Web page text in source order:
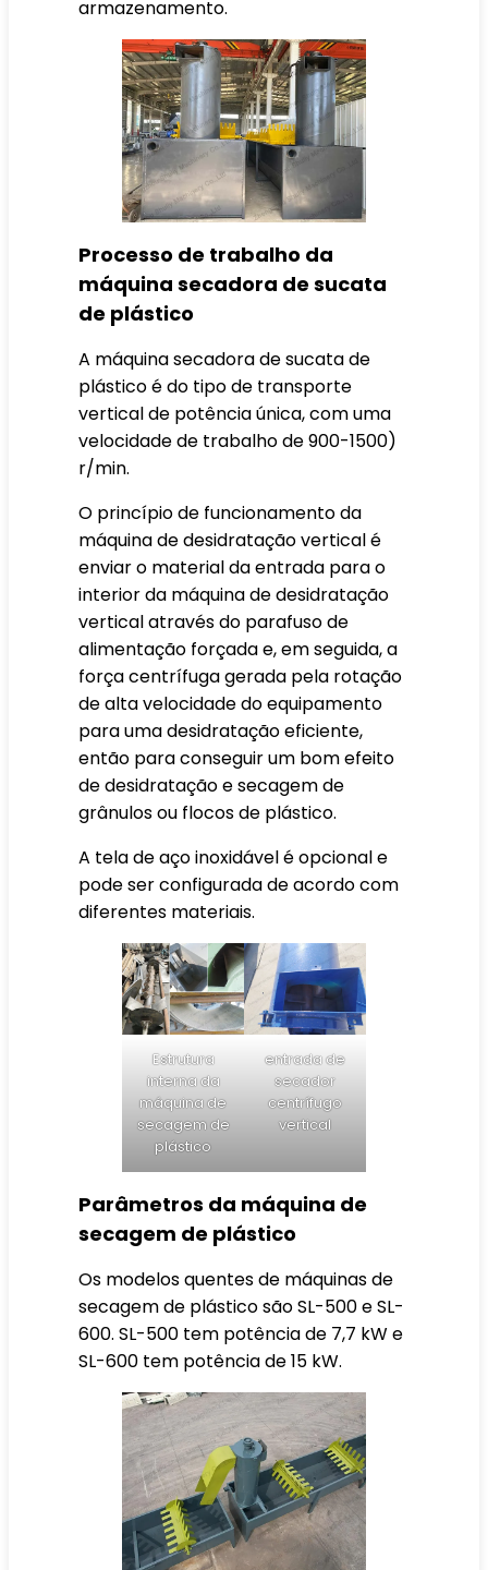
armazenamento.
Processo de trabalho da
máquina secadora de sucata
de plástico
A máquina secadora de sucata de
plástico é do tipo de transporte
vertical de potência única, com uma
velocidade de trabalho de 900-1500)
r/min.
O princípio de funcionamento da
máquina de desidratação vertical é
enviar o material da entrada para o
interior da máquina de desidratação
vertical através do parafuso de
alimentação forçada e, em seguida, a
força centrífuga gerada pela rotação
de alta velocidade do equipamento
para uma desidratação eficiente,
então para conseguir um bom efeito
de desidratação e secagem de
grânulos ou flocos de plástico.
A tela de aço inoxidável é opcional e
pode ser configurada de acordo com
diferentes materiais.
Estrutura
interna da
máquina de
secagem de
plástico
entrada de
secador
centrífugo
vertical
Parâmetros da máquina de
secagem de plástico
Os modelos quentes de máquinas de
secagem de plástico são SL-500 e SL-
600. SL-500 tem potência de 7,7 kW e
SL-600 tem potência de 15 kW.